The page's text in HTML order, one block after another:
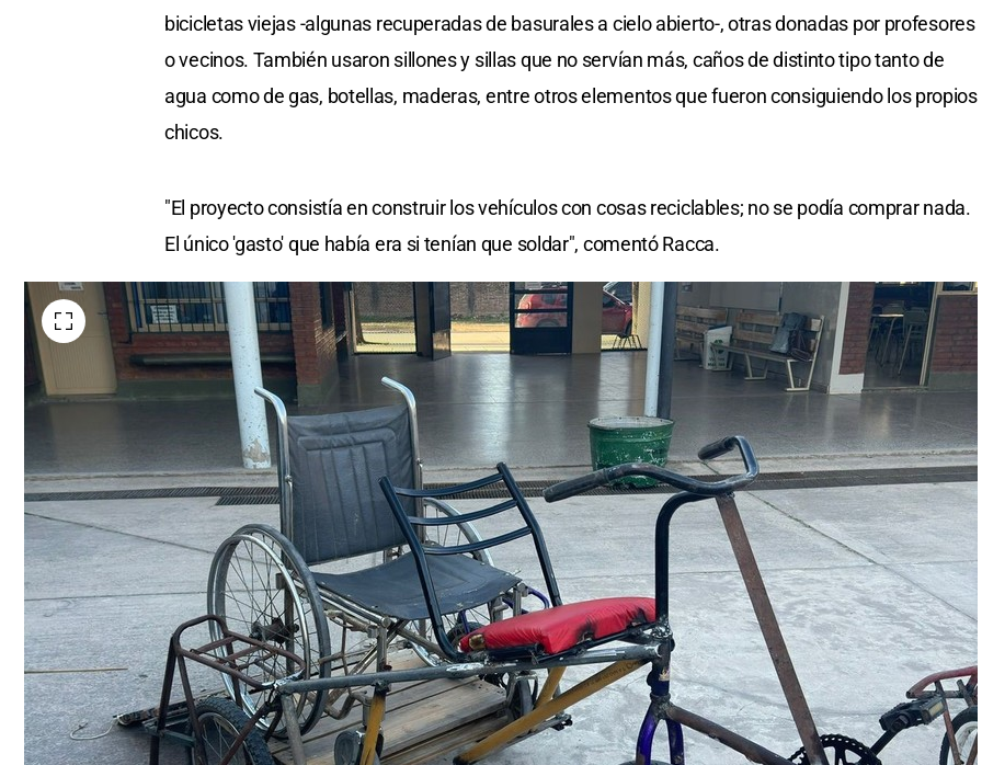
bicicletas viejas -algunas recuperadas de basurales a cielo abierto-, otras donadas por profesores
o vecinos. También usaron sillones y sillas que no servían más, caños de distinto tipo tanto de
agua como de gas, botellas, maderas, entre otros elementos que fueron consiguiendo los propios
chicos.
"El proyecto consistía en construir los vehículos con cosas reciclables; no se podía comprar nada.
El único 'gasto' que había era si tenían que soldar", comentó Racca.